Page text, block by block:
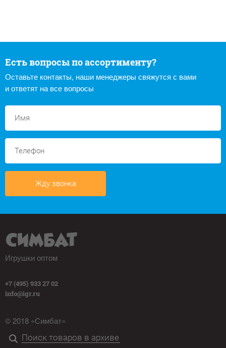
Есть вопросы по ассортименту?
Оставьте контакты, наши менеджеры свяжутся с вами
и ответят на все вопросы
Жду звонка
Игрушки оптом
+7 (495) 933 27 02
info@igr.ru
© 2018 «Симбат»